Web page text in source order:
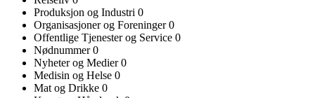
Produksjon og Industri 0
Organisasjoner og Foreninger0
Offentlige Tjenester og Service 0
Nødnummer0
Nyheter og Medier0
Medisin og Helse 0
Mat og Drikke 0